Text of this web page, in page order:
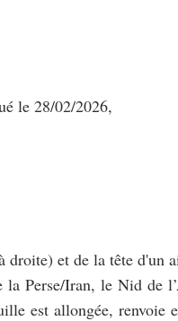
le 28/02/2026,
droite) et de la tête d'un
la Perse/Iran, le Nid de
est allongée, renvoie